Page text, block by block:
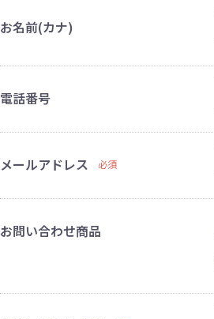
お名前(カナ)
電話番号
メールアドレス 必須
お問い合わせ商品